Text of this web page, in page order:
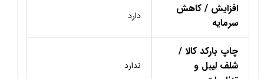
افزایش / کاهش
سرمایه
دارد
چاپ بارکد کالا /
شلف لیبل و
ندارد